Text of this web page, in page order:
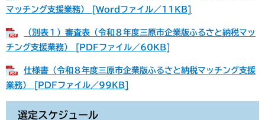
マッチング支援業務） [Wordファイル／11KB]
（別表１）審査表（令和８年度三原市企業版ふるさと納税マッ
チング支援業務） [PDFファイル／60KB]
仕様書（令和８年度三原市企業版ふるさと納税マッチング支援
業務） [PDFファイル／99KB]
選定スケジュール